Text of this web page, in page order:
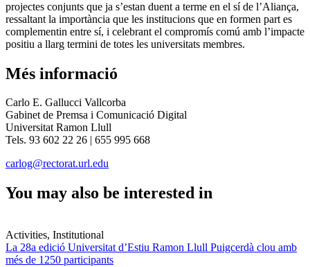
projectes conjunts que ja s’estan duent a terme en el sí de l’Aliança,
ressaltant la importància que les institucions que en formen part es
complementin entre sí, i celebrant el compromís comú amb l’impacte
positiu a llarg termini de totes les universitats membres.
Més informació
Carlo E. Gallucci Vallcorba
Gabinet de Premsa i Comunicació Digital
Universitat Ramon Llull
Tels. 93 602 22 26 | 655 995 668
carlog@rectorat.url.edu
You may also be interested in
Activities, Institutional
La 28a edició Universitat d’Estiu Ramon Llull Puigcerdà clou amb
més de 1250 participants